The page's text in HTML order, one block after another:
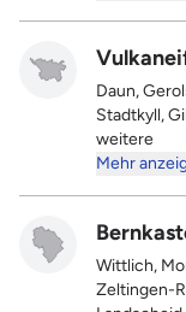
Daun,
Stadtkyll,
weitere
Mehr
Wittlich,
Zeltingen-